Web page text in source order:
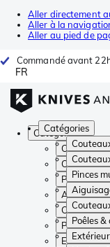
Aller directement
Aller à la
Aller au pied de
Commandé avant
FR
Catégories
Pinces
Poêles &
Catégories
Couteaux
Couteaux
Pinces
Aiguisage
Couteaux
Poêles &
Extérieur